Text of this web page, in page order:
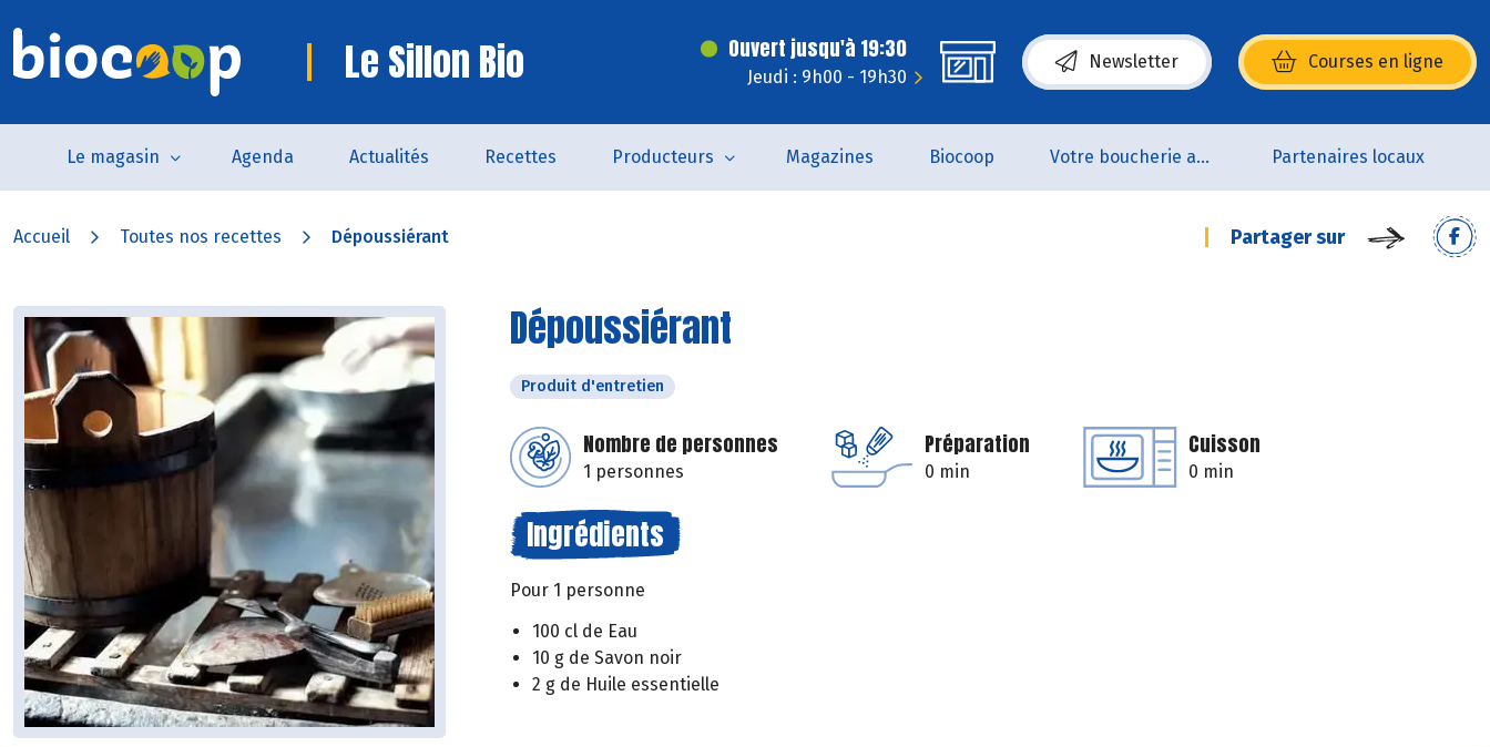
Le Sillon Bio Ouvert jusqu'à 19:30
Jeudi : 9h00 - 19h30
Newsletter Courses en ligne
(s’ouvre dans une nouvelle fenêtre)
Le magasin Agenda Actualités Recettes Producteurs Magazines Biocoop Votre boucherie artisanale 100% bio et Origine France Partenaires locaux
Accueil Toutes nos recettes Dépoussiérant Partager sur
Dépoussiérant
Produit d'entretien
Nombre de personnes
1 personnes
Préparation
0 min
Cuisson
0 min
Ingrédients
Pour 1 personne
100 cl de Eau
10 g de Savon noir
2 g de Huile essentielle